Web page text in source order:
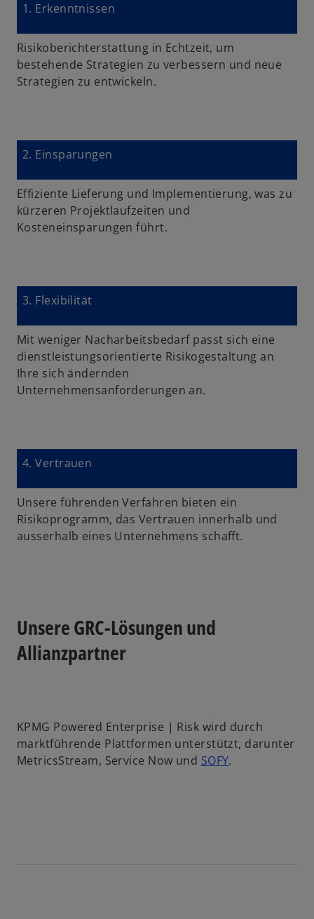
1. Erkenntnissen
Risikoberichterstattung in Echtzeit, um
bestehende Strategien zu verbessern und neue
Strategien zu entwickeln.
2. Einsparungen
Effiziente Lieferung und Implementierung, was zu
kürzeren Projektlaufzeiten und
Kosteneinsparungen führt.
3. Flexibilität
Mit weniger Nacharbeitsbedarf passt sich eine
dienstleistungsorientierte Risikogestaltung an
Ihre sich ändernden
Unternehmensanforderungen an.
4. Vertrauen
Unsere führenden Verfahren bieten ein
Risikoprogramm, das Vertrauen innerhalb und
ausserhalb eines Unternehmens schafft.
Unsere GRC-Lösungen und
Allianzpartner
KPMG Powered Enterprise | Risk wird durch
marktführende Plattformen unterstützt, darunter
MetricsStream, Service Now und SOFYo.